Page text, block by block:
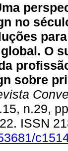
no
O
sobre
n.29,
ISSN